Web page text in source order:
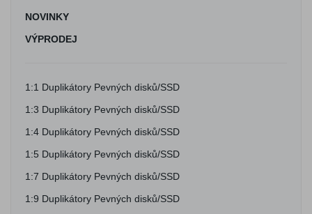
NOVINKY
VÝPRODEJ
1:1 Duplikátory Pevných disků/SSD
1:3 Duplikátory Pevných disků/SSD
1:4 Duplikátory Pevných disků/SSD
1:5 Duplikátory Pevných disků/SSD
1:7 Duplikátory Pevných disků/SSD
1:9 Duplikátory Pevných disků/SSD